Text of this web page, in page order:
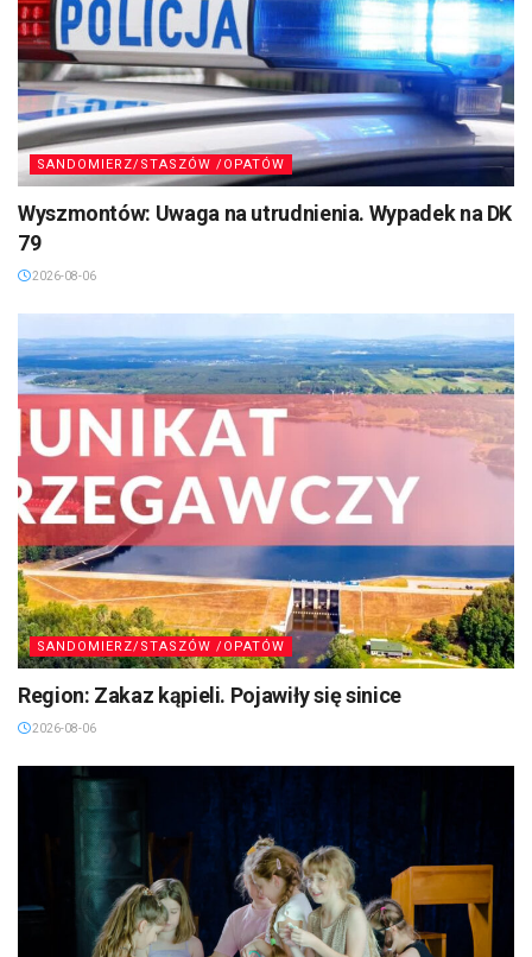
SANDOMIERZ/STASZÓW /OPATÓW
Wyszmontów: Uwaga na utrudnienia. Wypadek na DK
79
2026-08-06
SANDOMIERZ/STASZÓW /OPATÓW
Region: Zakaz kąpieli. Pojawiły się sinice
2026-08-06